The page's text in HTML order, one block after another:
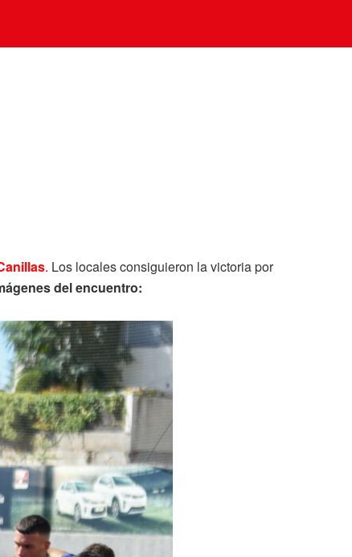
. Los locales consiguieron la victoria por
del encuentro: